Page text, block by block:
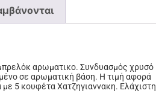
αρωματικο. Συνδυασμός χρυσό
σε αρωματική βάση. Η τιμή αφορά
5 κουφέτα Χατζηγιαννακη. Ελάχιστη